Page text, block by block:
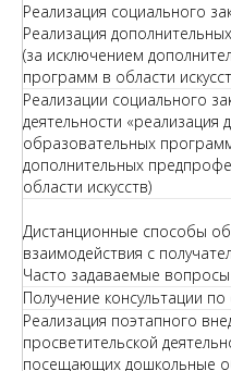
Реализация социального
Реализация
(за исключением
программ в области
Реализации социального
деятельности «реализация
образовательных
дополнительных
области искусств)
Дистанционные способы
взаимодействия с
Часто задаваемые вопросы
Получение консультации
Реализация поэтапного
просветительской
посещающих дошкольные